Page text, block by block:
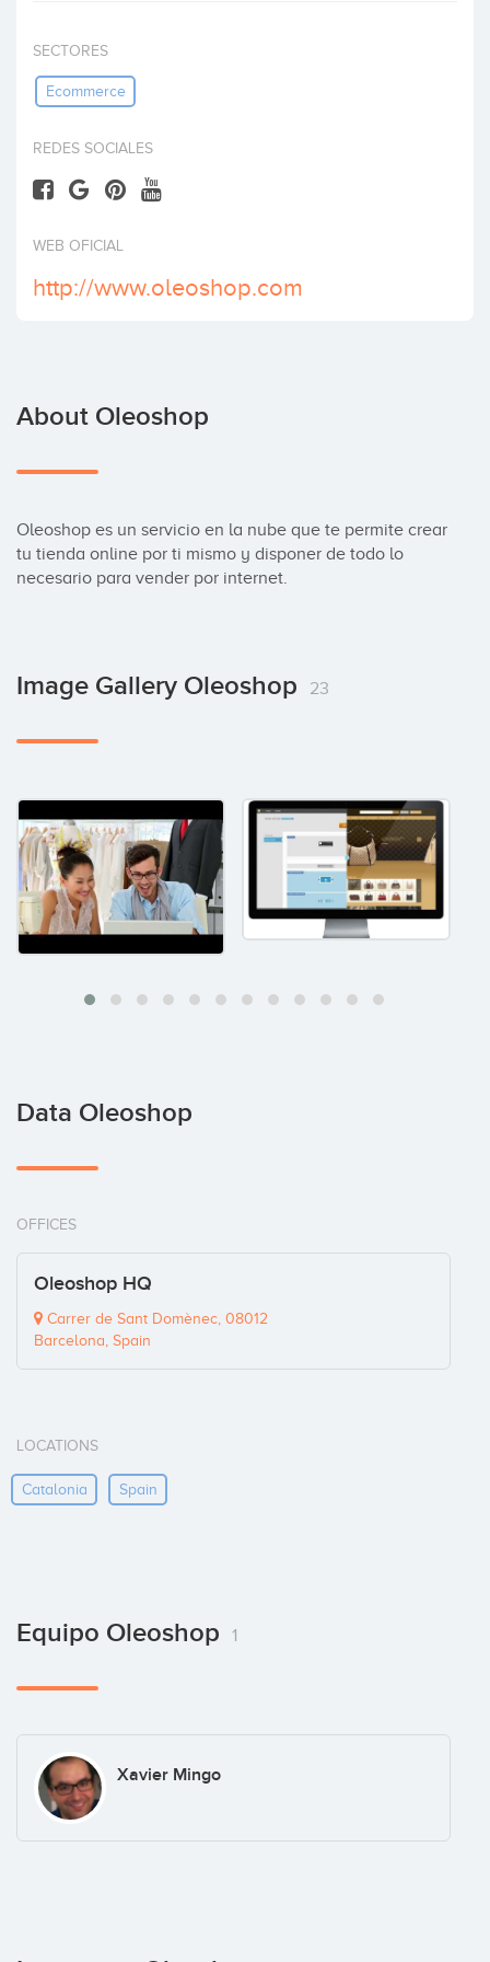
SECTORES
Ecommerce
REDES SOCIALES
WEB OFICIAL
http://www.oleoshop.com
About Oleoshop
Oleoshop es un servicio en la nube que te permite crear
tu tienda online por ti mismo y disponer de todo lo
necesario para vender por internet.
Image Gallery Oleoshop 23
Data Oleoshop
OFFICES
Oleoshop HQ
Carrer de Sant Domènec, 08012
Barcelona, Spain
LOCATIONS
Catalonia Spain
Equipo Oleoshop 1
Xavier Mingo